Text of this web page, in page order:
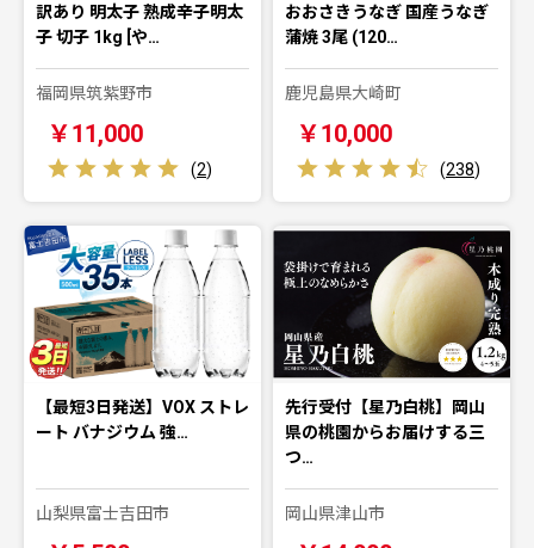
訳あり 明太子 熟成辛子明太
子 切子 1kg [や…
福岡県筑紫野市
￥11,000
(2)
おおさきうなぎ 国産うなぎ
蒲焼 3尾 (120…
鹿児島県大崎町
￥10,000
(238)
【最短3日発送】VOX ストレ
ート バナジウム 強…
山梨県富士吉田市
先行受付【星乃白桃】岡山
県の桃園からお届けする三
つ…
岡山県津山市